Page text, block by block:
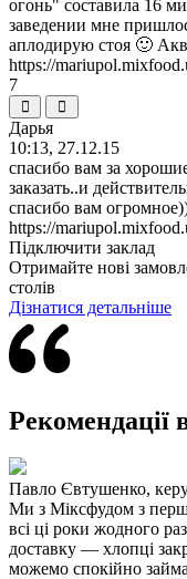
огонь" составила 16
заведении мне
аплодирую стоя 🙂
https://
7
Дарья
10:13, 27.12.15
спасибо вам за
заказать..и
спасибо вам
https://
Підключити заклад
Отримайте нові
столів
Дізнатися детальніше
Рекомендації
Павло Євтушенко,
Ми з Міксфудом з
всі ці роки жодного
доставку — хлопці
можемо спокійно